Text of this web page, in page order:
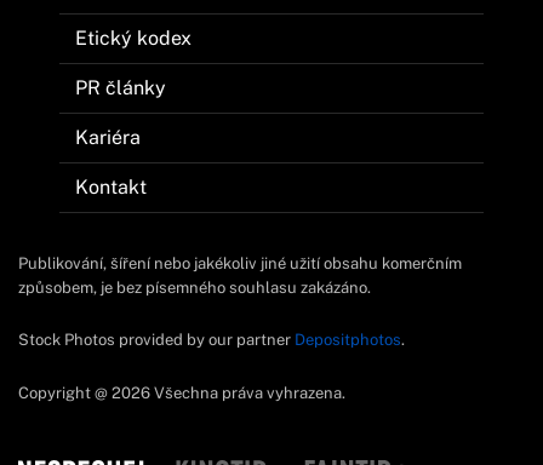
Etický kodex
PR články
Kariéra
Kontakt
Publikování, šíření nebo jakékoliv jiné užití obsahu komerčním
způsobem, je bez písemného souhlasu zakázáno.
Stock Photos provided by our partner Depositphotos.
Copyright @ 2026 Všechna práva vyhrazena.